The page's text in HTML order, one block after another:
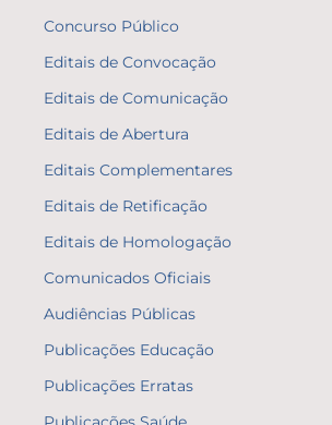
Concurso Público
Editais de Convocação
Editais de Comunicação
Editais de Abertura
Editais Complementares
Editais de Retificação
Editais de Homologação
Comunicados Oficiais
Audiências Públicas
Publicações Educação
Publicações Erratas
Publicações Saúde